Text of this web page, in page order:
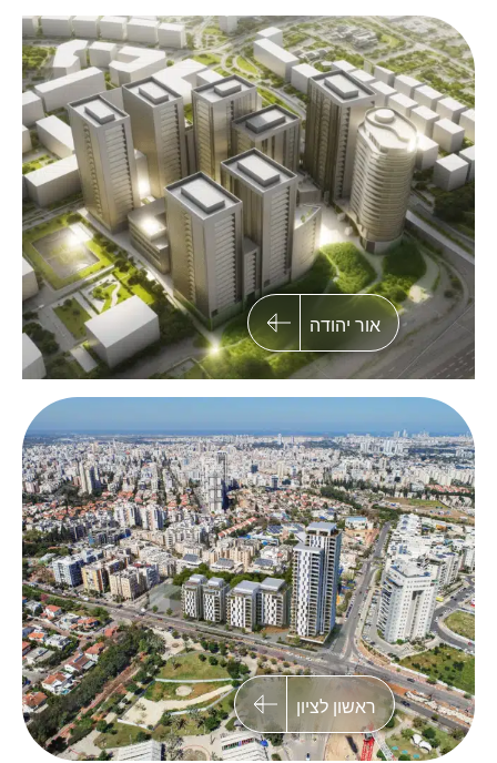
אור יהודה
ראשון לציון
פרויקט התחדשות עירונית רחב היקף בראשון לציון
הכולל 5 בנייני מגורים ושטחים פתוחים לרווחת
הדיירים
ראשון לציון